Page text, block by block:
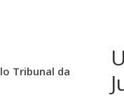
Tribunal da